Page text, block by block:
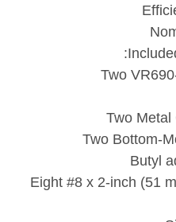
– Two
– Eight #8 x 2-inch (51